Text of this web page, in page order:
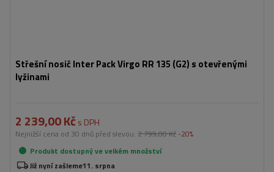
Střešní nosič Inter Pack Virgo RR 135 (G2) s otevřenými
lyžinami
2 239,00 Kč s DPH
Nejnižší cena od 30 dnů před slevou: 2 799,00 Kč -20%
Produkt dostupný ve velkém množství
Již nyní zašleme11. srpna